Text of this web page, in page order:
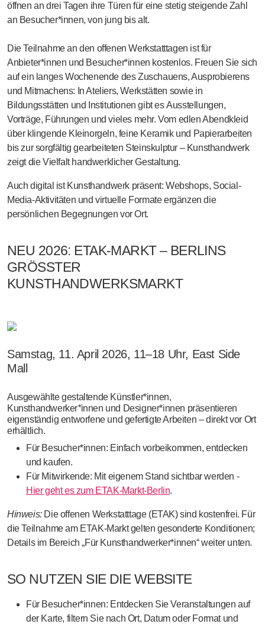
öffnen an drei Tagen ihre Türen für eine stetig steigende Zahl
an Besucher*innen, von jung bis alt.
Die Teilnahme an den offenen Werkstatttagen ist für
Anbieter*innen und Besucher*innen kostenlos. Freuen Sie sich
auf ein langes Wochenende desZuschauens, Ausprobierens
und Mitmachens: In Ateliers, Werkstätten sowie in
Bildungsstätten und Institutionen gibt esAusstellungen,
Vorträge, Führungen und vieles mehr. Vom edlen Abendkleid
über klingende Kleinorgeln, feine Keramik und Papierarbeiten
bis zur sorgfältig gearbeiteten Steinskulptur – Kunsthandwerk
zeigt die Vielfalt handwerklicher Gestaltung.
Auch digital ist Kunsthandwerk präsent: Webshops, Social-
Media-Aktivitäten undvirtuelle Formateergänzen die
persönlichen Begegnungen vor Ort.
NEU 2026: ETAK-MARKT – BERLINS
GRÖSSTER K
UNSTHANDWERKSMARKT
Samstag, 11. April 2026, 11–18 Uhr, East Side
Mall
Ausgewähltegestaltende Künstler*innen,
Kunsthandwerker*innen und Designer*innen präsentieren
eigenständig entworfene und gefertigte Arbeiten – direkt vor Ort
erhältlich.
Für Besucher*innen: Einfach vorbeikommen, entdecken
und kaufen.
Für Mitwirkende: Mit eigenem Stand sichtbar werden -
Hier geht es zum ETAK-Markt-Berlin.
Hinweis:Die offenen Werkstatttage (ETAK) sind kostenfrei. Für
die Teilnahme am ETAK-Markt gelten gesonderte Konditionen;
Details im Bereich„Für Kunsthandwerker*innen“weiter unten.
SO NUTZEN SIE DIE WEBSITE
Für Besucher*innen: Entdecken Sie Veranstaltungen auf
der Karte, filtern Sie nach Ort, Datum oder Format und